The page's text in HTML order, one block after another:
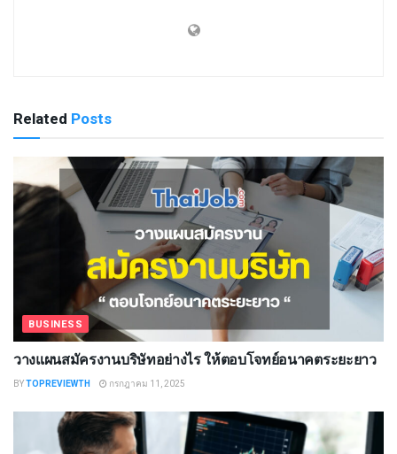
Related Posts
BUSINESS
วางแผนสมัครงานบริษัทอย่างไร ให้ตอบโจทย์อนาคตระยะยาว
BYTOPREVIEWTH กรกฎาคม 11, 2025